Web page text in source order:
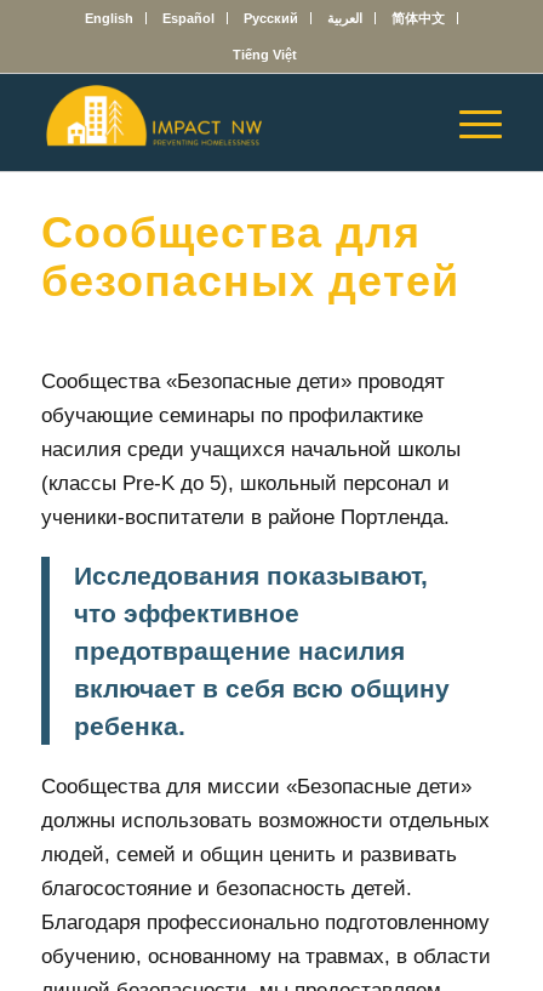
English Español Русский العربية 简体中文
Tiếng Việt
Сообщества для
безопасных детей
Сообщества «Безопасные дети» проводят
обучающие семинары по профилактике
насилия среди учащихся начальной школы
(классы Pre-K до 5), школьный персонал и
ученики-воспитатели в районе Портленда.
Исследования показывают,
что эффективное
предотвращение насилия
включает в себя всю общину
ребенка.
Сообщества для миссии «Безопасные дети»
должны использовать возможности отдельных
людей, семей и общин ценить и развивать
благосостояние и безопасность детей.
Благодаря профессионально подготовленному
обучению, основанному на травмах, в области